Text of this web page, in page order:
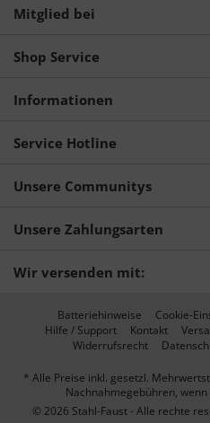
Mitglied bei
Shop Service
Informationen
Service Hotline
Unsere Communitys
Unsere Zahlungsarten
Wir versenden mit:
Batteriehinweise Cookie-
Hilfe / Support
Kontakt
Widerrufsrecht
* Alle Preise inkl. gesetzl.
Nachnahmegebühren,
© 2026 Stahl-Faust - Alle rechte